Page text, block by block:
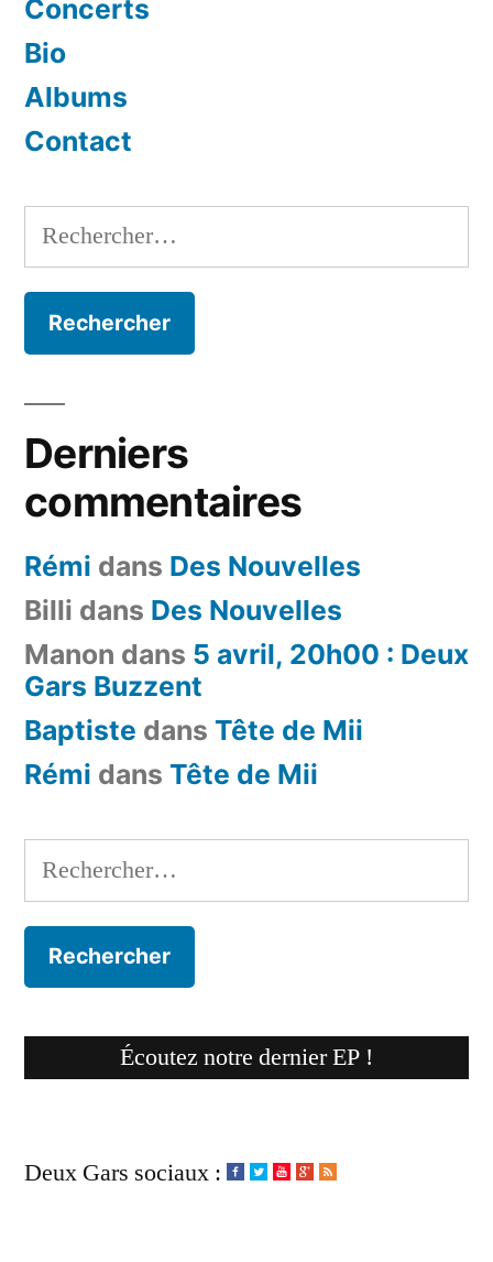
Concerts
Bio
Albums
Contact
Rechercher :
Derniers
commentaires
Rémi dans Des Nouvelles
Billi dans Des Nouvelles
Manon dans 5 avril, 20h00 : Deux
Gars Buzzent
Baptiste dans Tête de Mii
Rémi dans Tête de Mii
Rechercher :
Écoutez notre dernier EP !
Deux Gars sociaux :